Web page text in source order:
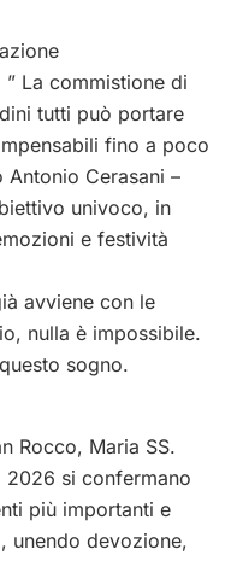
” La commistione di
tutti può portare
fino a poco
Cerasani –
univoco, in
e festività
avviene con le
nulla è impossibile.
sogno.
Rocco, Maria SS.
2026 si confermano
più importanti e
unendo devozione,